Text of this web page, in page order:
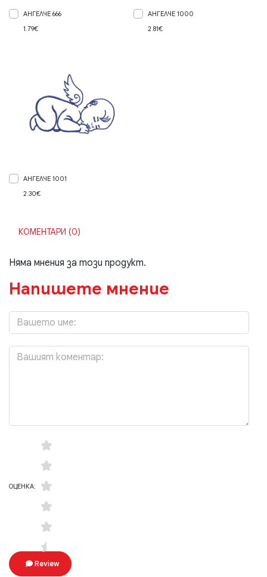
АНГЕЛЧЕ 666
1.79€
АНГЕЛЧЕ 1000
2.81€
АНГЕЛЧЕ 1001
2.30€
КОМЕНТАРИ (0)
Няма мнения за този продукт.
Напишете мнение
ОЦЕНКА:
Review